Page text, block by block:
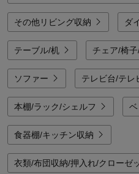
その他リビング収納 ダ
テーブル/机 チェア/椅
ソファー テレビ台/テレ
本棚/ラック/シェルフ
食器棚/キッチン収納
衣類/布団収納/押入れ/クローゼ